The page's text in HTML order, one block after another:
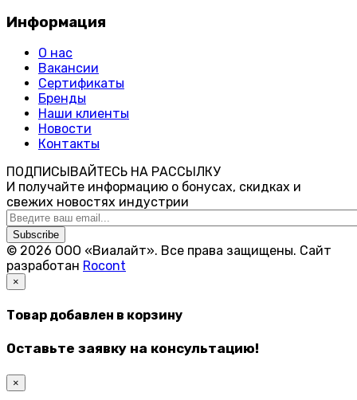
Информация
О нас
Вакансии
Сертификаты
Бренды
Наши клиенты
Новости
Контакты
ПОДПИСЫВАЙТЕСЬ НА РАССЫЛКУ
И получайте информацию о бонусах, скидках и
свежих новостях индустрии
Subscribe
© 2026 ООО «Виалайт». Все права защищены. Cайт
разработан Rocont
×
Товар добавлен в корзину
Оставьте заявку на консультацию!
×